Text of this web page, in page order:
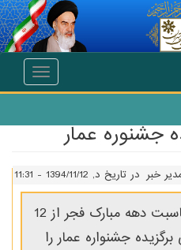
Toggle
جشنوره عمار
خبر در تاریخ د, 1394/11/12 - 11:31
معاونت تربیتی مرکز به مناسبت دهه مبارک فجر از 12
برگزیده جشنواره عمار را